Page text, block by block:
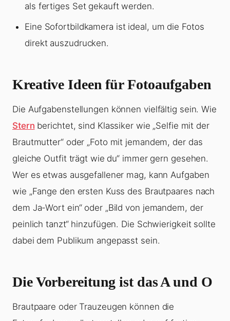
als fertiges Set gekauft werden.
Eine Sofortbildkamera ist ideal, um die Fotos
direkt auszudrucken.
Kreative Ideen für Fotoaufgaben
Die Aufgabenstellungen können vielfältig sein. Wie
Stern berichtet, sind Klassiker wie „Selfie mit der
Brautmutter“ oder „Foto mit jemandem, der das
gleiche Outfit trägt wie du“ immer gern gesehen.
Wer es etwas ausgefallener mag, kann Aufgaben
wie „Fange den ersten Kuss des Brautpaares nach
dem Ja-Wort ein“ oder „Bild von jemandem, der
peinlich tanzt“ hinzufügen. Die Schwierigkeit sollte
dabei dem Publikum angepasst sein.
Die Vorbereitung ist das A und O
Brautpaare oder Trauzeugen können die